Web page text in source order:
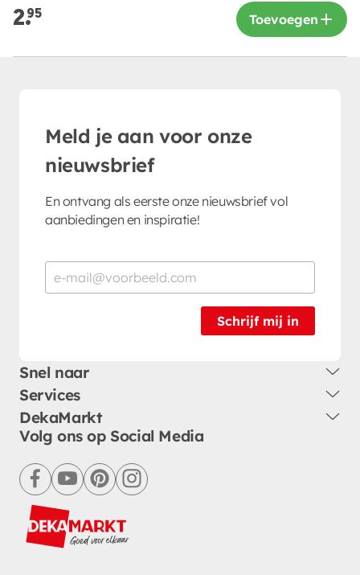
2.95 Toevoegen
Meld je aan voor onze
nieuwsbrief
En ontvang als eerste onze nieuwsbrief vol
aanbiedingen en inspiratie!
Schrijf mij in
Snel naar
Services
DekaMarkt
Volg ons op Social Media
facebookyoutubepinterestinstagram